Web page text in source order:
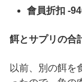
會員折扣 -
餌とサプリの
以前、別の餌を